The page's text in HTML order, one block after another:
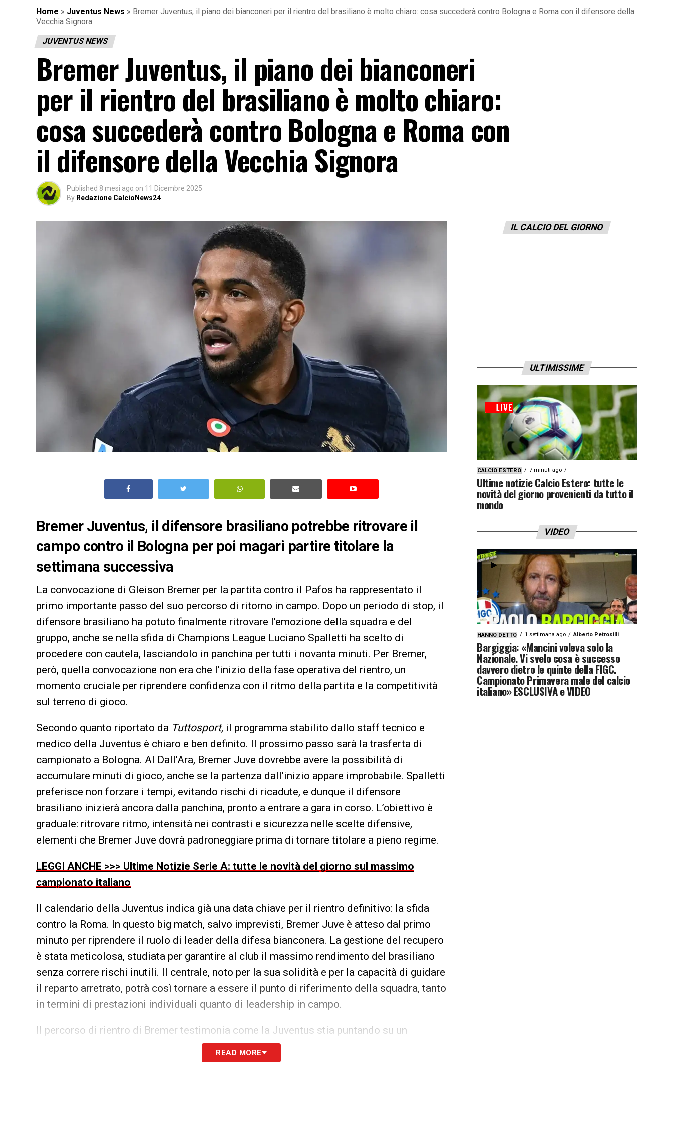
Home » Juventus News » Bremer Juventus, il piano dei bianconeri per il rientro del brasiliano è molto chiaro: cosa succederà contro Bologna e Roma con il difensore della
Vecchia Signora
JUVENTUS NEWS
Bremer Juventus, il piano dei bianconeri
per il rientro del brasiliano è molto chiaro:
cosa succederà contro Bologna e Roma con
il difensore della Vecchia Signora
Published 8 mesi ago on 11 Dicembre 2025
By Redazione CalcioNews24
Bremer Juventus, il difensore brasiliano potrebbe ritrovare il
campo contro il Bologna per poi magari partire titolare la
settimana successiva
La convocazione di Gleison Bremer per la partita contro il Pafos ha rappresentato il
primo importante passo del suo percorso di ritorno in campo. Dopo un periodo di stop, il
difensore brasiliano ha potuto finalmente ritrovare l’emozione della squadra e del
gruppo, anche se nella sfida di Champions League Luciano Spalletti ha scelto di
procedere con cautela, lasciandolo in panchina per tutti i novanta minuti. Per Bremer,
però, quella convocazione non era che l’inizio della fase operativa del rientro, un
momento cruciale per riprendere confidenza con il ritmo della partita e la competitività
sul terreno di gioco.
Secondo quanto riportato da Tuttosport, il programma stabilito dallo staff tecnico e
medico della Juventus è chiaro e ben definito. Il prossimo passo sarà la trasferta di
campionato a Bologna. Al Dall’Ara, Bremer Juve dovrebbe avere la possibilità di
accumulare minuti di gioco, anche se la partenza dall’inizio appare improbabile. Spalletti
preferisce non forzare i tempi, evitando rischi di ricadute, e dunque il difensore
brasiliano inizierà ancora dalla panchina, pronto a entrare a gara in corso. L’obiettivo è
graduale: ritrovare ritmo, intensità nei contrasti e sicurezza nelle scelte difensive,
elementi che Bremer Juve dovrà padroneggiare prima di tornare titolare a pieno regime.
LEGGI ANCHE >>> Ultime Notizie Serie A: tutte le novità del giorno sul massimo
campionato italiano
Il calendario della Juventus indica già una data chiave per il rientro definitivo: la sfida
contro la Roma. In questo big match, salvo imprevisti, Bremer Juve è atteso dal primo
minuto per riprendere il ruolo di leader della difesa bianconera. La gestione del recupero
è stata meticolosa, studiata per garantire al club il massimo rendimento del brasiliano
senza correre rischi inutili. Il centrale, noto per la sua solidità e per la capacità di guidare
il reparto arretrato, potrà così tornare a essere il punto di riferimento della squadra, tanto
in termini di prestazioni individuali quanto di leadership in campo.
Il percorso di rientro di Bremer testimonia come la Juventus stia puntando su un
approccio cauto e programmato, alternando allenamenti mirati e presenza graduale nelle
partite ufficiali. Questo metodo permette al giocatore di ritrovare progressivamente la
READ MORE
IL CALCIO DEL GIORNO
ULTIMISSIME
CALCIO ESTERO 7 minuti ago
Ultime notizie Calcio Estero: tutte le
novità del giorno provenienti da tutto il
mondo
VIDEO
HANNO DETTO 1 settimana ago Alberto Petrosilli
Bargiggia: «Mancini voleva solo la
Nazionale. Vi svelo cosa è successo
davvero dietro le quinte della FIGC.
Campionato Primavera male del calcio
italiano» ESCLUSIVA e VIDEO